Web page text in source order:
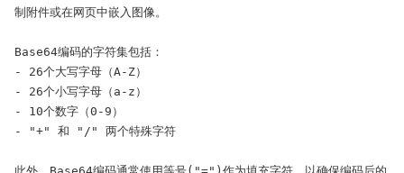
制附件或在网页中嵌入图像。
Base64编码的字符集包括：
- 26个大写字母（A-Z）
- 26个小写字母（a-z）
- 10个数字（0-9）
- "+" 和 "/" 两个特殊字符